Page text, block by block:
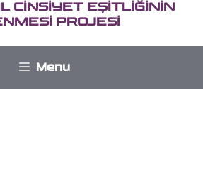
CİNSİYET EŞİTLİĞİNİN
PROJESİ
Menu